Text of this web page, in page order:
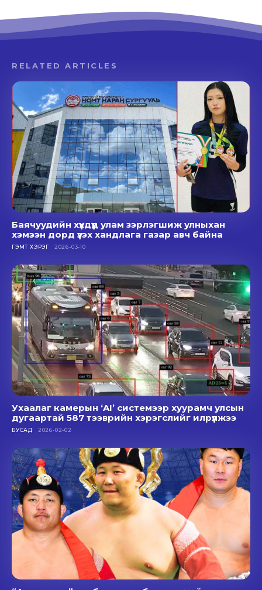
RELATED ARTICLES
Баячуудийн хүүхдүүд улам зэрлэгшиж улныхан
хэмээн дорд үзэх хандлага газар авч байна
ГЭМТ ХЭРЭГ 2026-03-10
Ухаалаг камерын ‘AI’ системээр хуурамч улсын
дугаартай 587 тээврийн хэрэгслийг илрүүлжээ
БУСАД 2026-02-02